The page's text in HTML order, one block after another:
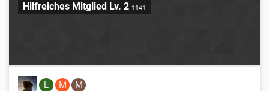
Hilfreiches Mitglied Lv. 2 1141
L M M